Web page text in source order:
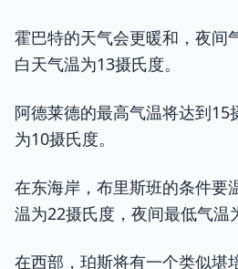
霍巴特的天气会更暖和，夜间
白天气温为13摄氏度。
阿德莱德的最高气温将达到15
为10摄氏度。
在东海岸，布里斯班的条件要
温为22摄氏度，夜间最低气温
在西部，珀斯将有一个类似堪